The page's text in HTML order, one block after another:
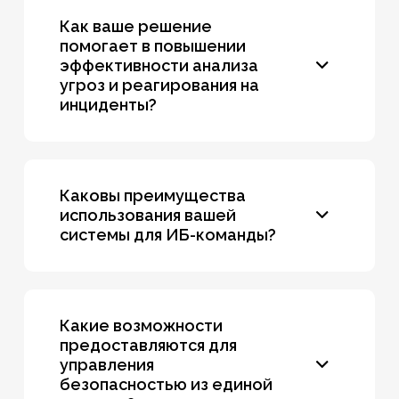
компрометации и уникальных индикаторов атак.
Как ваше решение
помогает в повышении
эффективности анализа
угроз и реагирования на
инциденты?
ретроспективным анализом.
Каковы преимущества
использования вашей
системы для ИБ-команды?
инциденты.
Какие возможности
предоставляются для
управления
безопасностью из единой